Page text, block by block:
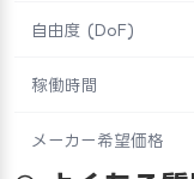
自由度 (DoF)
稼働時間
メーカー希望価格